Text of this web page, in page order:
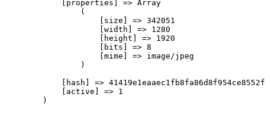
            [properties] => Array
                (
                    [size] => 342051
                    [width] => 1280
                    [height] => 1920
                    [bits] => 8
                    [mime] => image/jpeg
                )
[hash] =>
            [active] => 1
        )